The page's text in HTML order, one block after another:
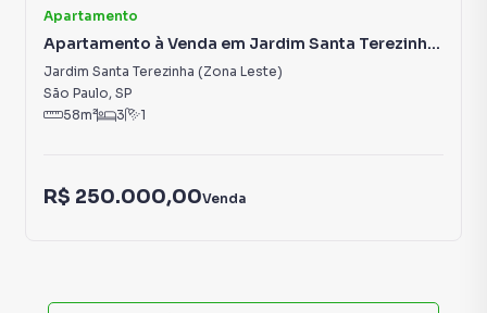
Apartamento
Apartamento à Venda em Jardim Santa Terezinha
(Zona Leste)
Jardim Santa Terezinha (Zona Leste)
São Paulo, SP
58m² 3 1
R$ 250.000,00Venda